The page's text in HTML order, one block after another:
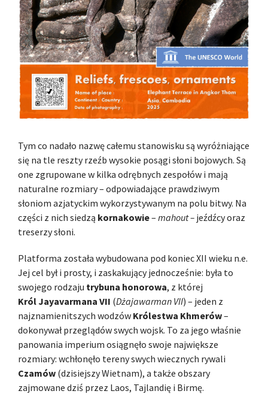
Tym co nadało nazwę całemu stanowisku są wyróżniające
się na tle reszty rzeźb wysokie posągi słoni bojowych. Są
one zgrupowane w kilka odrębnych zespołów i mają
naturalne rozmiary – odpowiadające prawdziwym
słoniom azjatyckim wykorzystywanym na polu bitwy. Na
części z nich siedzą kornakowie– mahout – jeźdźcy oraz
treserzy słoni.
Platforma została wybudowana pod koniec XII wieku n.e.
Jej cel był i prosty, i zaskakujący jednocześnie: była to
swojego rodzaju trybuna honorowa, z której
Król Jayavarmana VII (Dżajawarman VII) – jeden z
najznamienitszych wodzów Królestwa Khmerów–
dokonywał przeglądów swych wojsk. To za jego właśnie
panowania imperium osiągnęło swoje największe
rozmiary: wchłonęło tereny swych wiecznych rywali
Czamów (dzisiejszy Wietnam), a także obszary
zajmowane dziś przez Laos, Tajlandię i Birmę.